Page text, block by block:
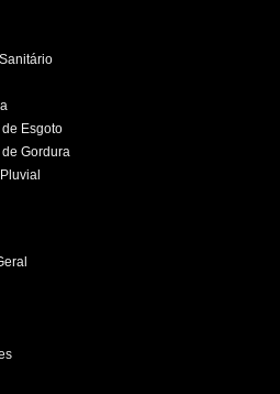
Esgoto
Gordura